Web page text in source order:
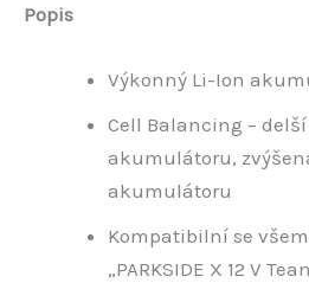
Popis
Výkonný Li-Ion
Cell Balancing –
akumulátoru,
akumulátoru
Kompatibilní se
„PARKSIDE X 12 V